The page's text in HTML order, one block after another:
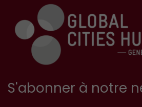
S'abonner à notre